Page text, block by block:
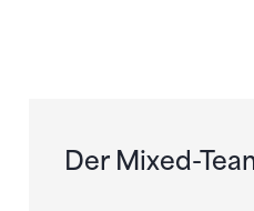
Der Mixed-